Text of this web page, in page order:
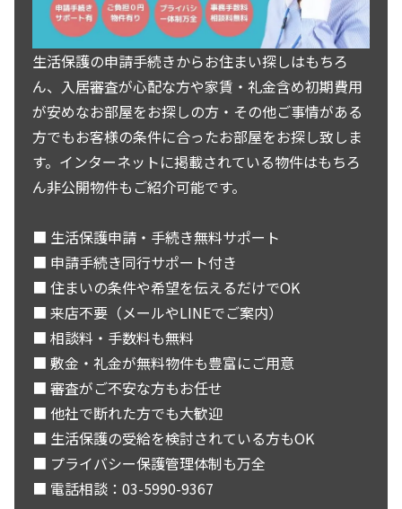
生活保護の申請手続きからお住まい探しはもちろ
ん、入居審査が心配な方や家賃・礼金含め初期費用
が安めなお部屋をお探しの方・その他ご事情がある
方でもお客様の条件に合ったお部屋をお探し致しま
す。インターネットに掲載されている物件はもちろ
ん非公開物件もご紹介可能です。
■ 生活保護申請・手続き無料サポート
■ 申請手続き同行サポート付き
■ 住まいの条件や希望を伝えるだけでOK
■ 来店不要（メールやLINEでご案内）
■ 相談料・手数料も無料
■ 敷金・礼金が無料物件も豊富にご用意
■ 審査がご不安な方もお任せ
■ 他社で断れた方でも大歓迎
■ 生活保護の受給を検討されている方もOK
■ プライバシー保護管理体制も万全
■ 電話相談：03-5990-9367